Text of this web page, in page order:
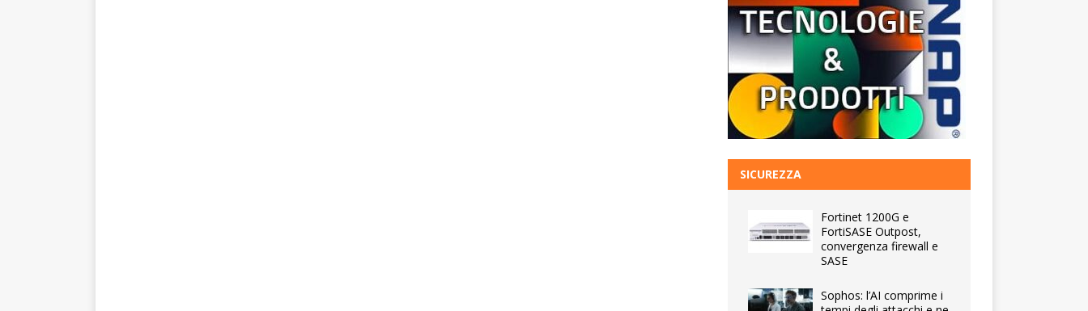
SICUREZZA
Fortinet 1200G e
FortiSASE Outpost,
convergenza firewall e
SASE
Sophos: l’AI comprime i